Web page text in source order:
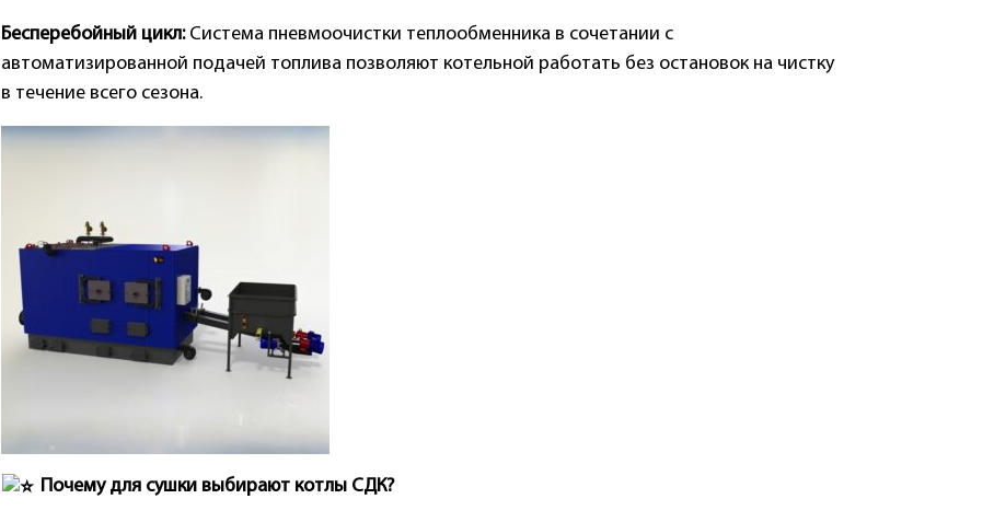
Бесперебойный цикл:Система пневмоочистки теплообменника в сочетании с
автоматизированной подачей топлива позволяют котельной работать без остановок на чистку
в течение всего сезона.
Почему для сушки выбирают котлы СДК?